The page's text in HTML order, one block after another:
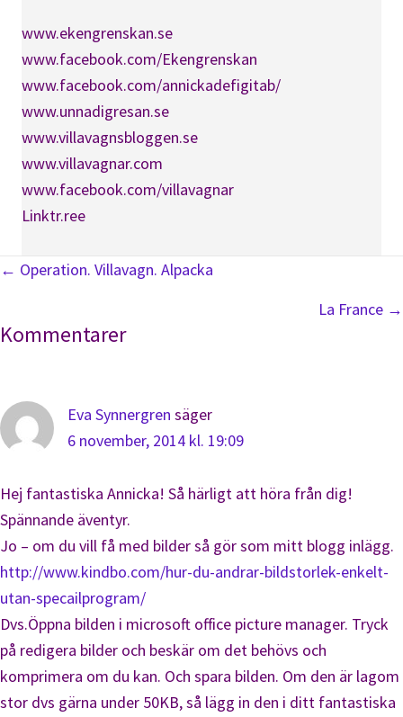
www.ekengrenskan.se
www.facebook.com/Ekengrenskan
www.facebook.com/annickadefigitab/
www.unnadigresan.se
www.villavagnsbloggen.se
www.villavagnar.com
www.facebook.com/villavagnar
Linktr.ree
Posts
← Operation. Villavagn. Alpacka
La France →
Läsarkommentarer
Kommentarer
Eva Synnergren säger
6 november, 2014 kl. 19:09
Hej fantastiska Annicka! Så härligt att höra från dig!
Spännande äventyr.
Jo – om du vill få med bilder så gör som mitt blogg inlägg.
http://www.kindbo.com/hur-du-andrar-bildstorlek-enkelt-
utan-specailprogram/
Dvs.Öppna bilden i microsoft office picture manager. Tryck
på redigera bilder och beskär om det behövs och
komprimera om du kan. Och spara bilden. Om den är lagom
stor dvs gärna under 50KB, så lägg in den i ditt fantastiska